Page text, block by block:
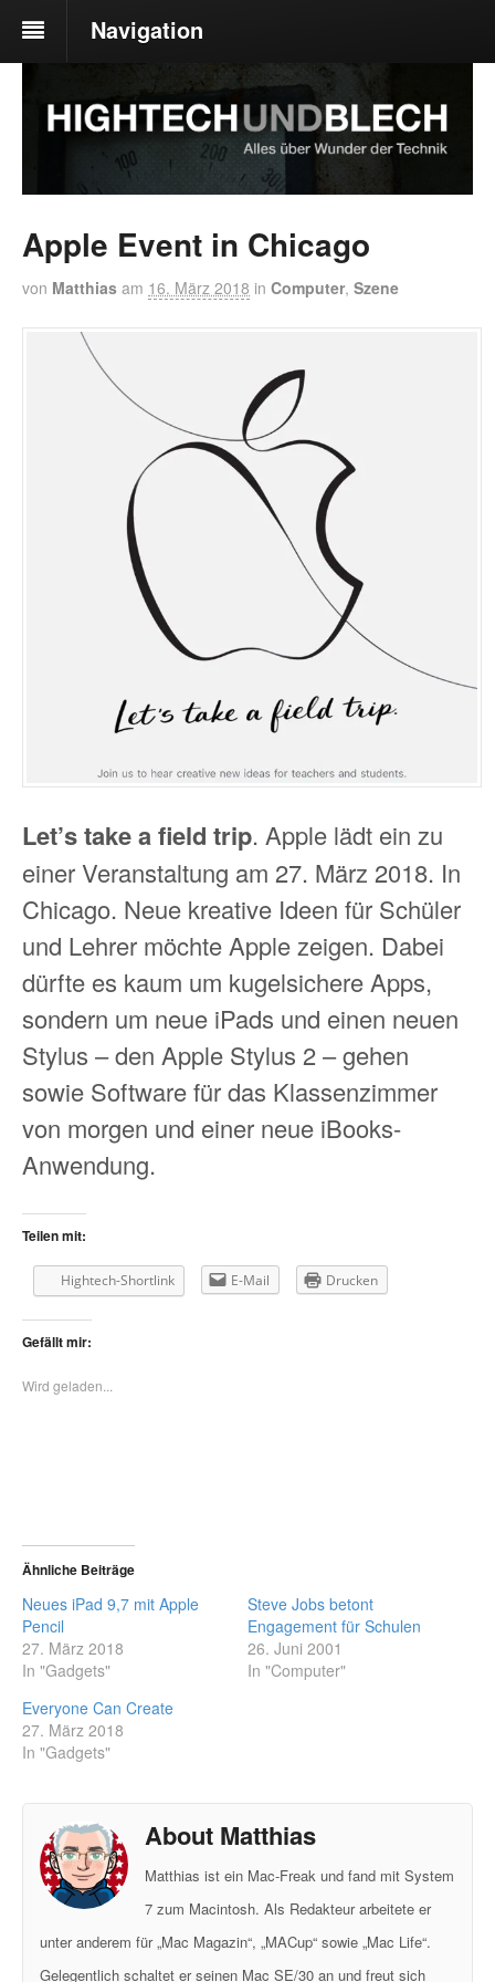
Navigation
Apple Event in Chicago
von Matthias am 16. März 2018 in Computer, Szene
Let’s take a field trip. Apple lädt ein zu
einer Veranstaltung am 27. März 2018. In
Chicago. Neue kreative Ideen für Schüler
und Lehrer möchte Apple zeigen. Dabei
dürfte es kaum um kugelsichere Apps,
sondern um neue iPads und einen neuen
Stylus – den Apple Stylus 2 – gehen
sowie Software für das Klassenzimmer
von morgen und einer neue iBooks-
Anwendung.
Teilen mit:
Hightech-Shortlink E-Mail Drucken
Gefällt mir:
Wird geladen...
Ähnliche Beiträge
Neues iPad 9,7 mit Apple
Pencil
27. März 2018
In "Gadgets"
Steve Jobs betont
Engagement für Schulen
26. Juni 2001
In "Computer"
Everyone Can Create
27. März 2018
In "Gadgets"
About Matthias
Matthias ist ein Mac-Freak und fand mit System
7 zum Macintosh. Als Redakteur arbeitete er
unter anderem für „Mac Magazin“, „MACup“ sowie „Mac Life“.
Gelegentlich schaltet er seinen Mac SE/30 an und freut sich